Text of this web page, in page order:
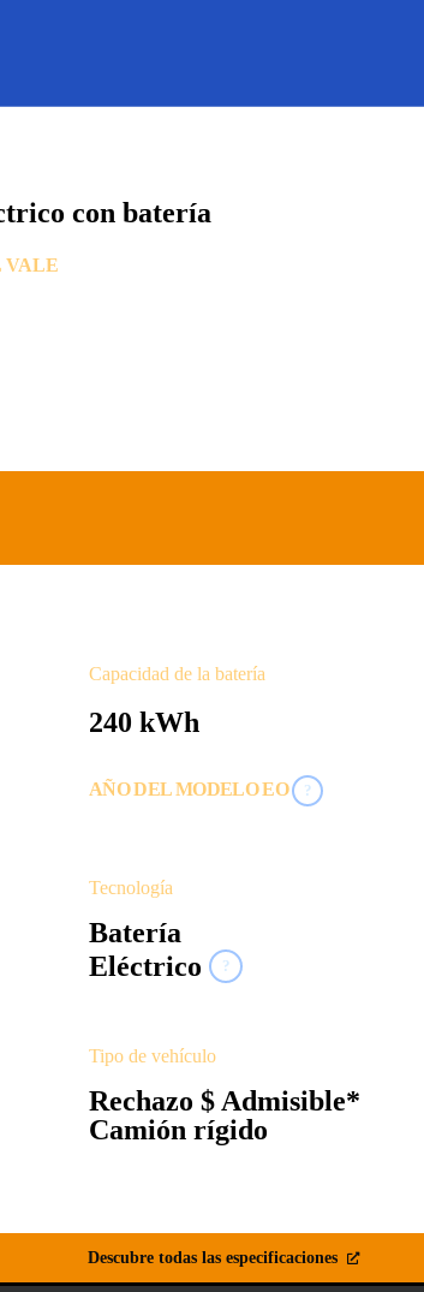
con batería
VALE
Capacidad de la batería
240 kWh
AÑO DEL MODELO EO ?
Tecnología
Batería
Eléctrico
?
Tipo de vehículo
Rechazo $ Admisible*
Camión rígido
Descubre todas las especificaciones